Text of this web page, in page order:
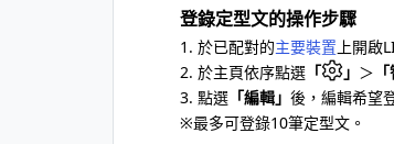
登錄定型文的操作步驟
1. 於已配對的主要裝置 上開啟
2. 於主頁依序點選 「 」 ＞
3. 點選 「編輯」 後，編輯希望
※最多可登錄10筆定型文。